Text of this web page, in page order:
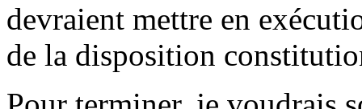
devraient mettre en
de la disposition